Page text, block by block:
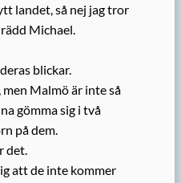
landet, så nej jag tror
Michael.
blickar.
Malmö är inte så
gömma sig i två
på dem.
det.
att de inte kommer